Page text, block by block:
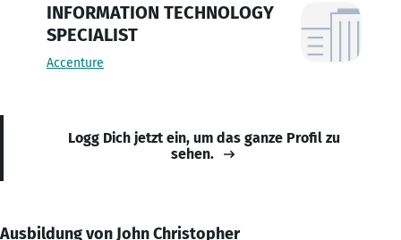
INFORMATION TECHNOLOGY
SPECIALIST
Accenture
Logg Dich jetzt ein, um das ganze Profil zu
sehen.
Ausbildung von John Christopher